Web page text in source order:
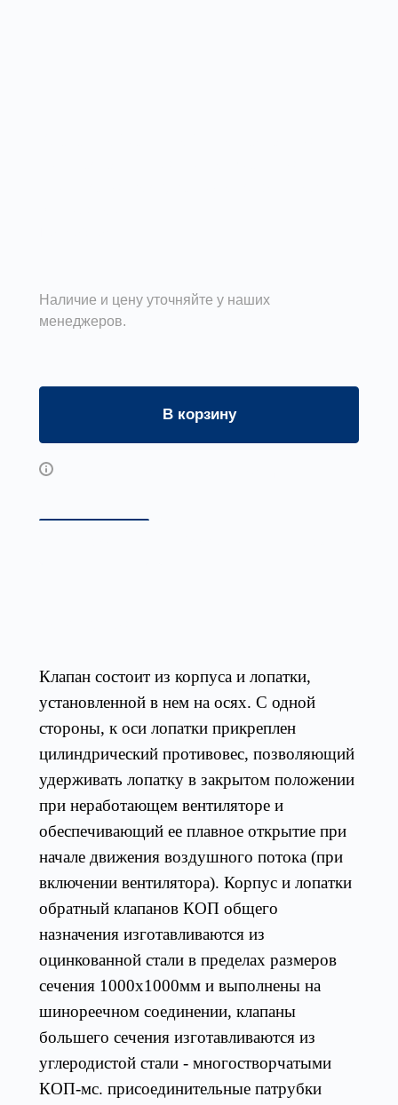
Наличие и цену уточняйте у наших
менеджеров.
В корзину
Клапан состоит из корпуса и лопатки,
установленной в нем на осях. С одной
стороны, к оси лопатки прикреплен
цилиндрический противовес, позволяющий
удерживать лопатку в закрытом положении
при неработающем вентиляторе и
обеспечивающий ее плавное открытие при
начале движения воздушного потока (при
включении вентилятора). Корпус и лопатки
обратный клапанов КОП общего
назначения изготавливаются из
оцинкованной стали в пределах размеров
сечения 1000х1000мм и выполнены на
шинореечном соединении, клапаны
большего сечения изготавливаются из
углеродистой стали - многостворчатыми
КОП-мс. присоединительные патрубки